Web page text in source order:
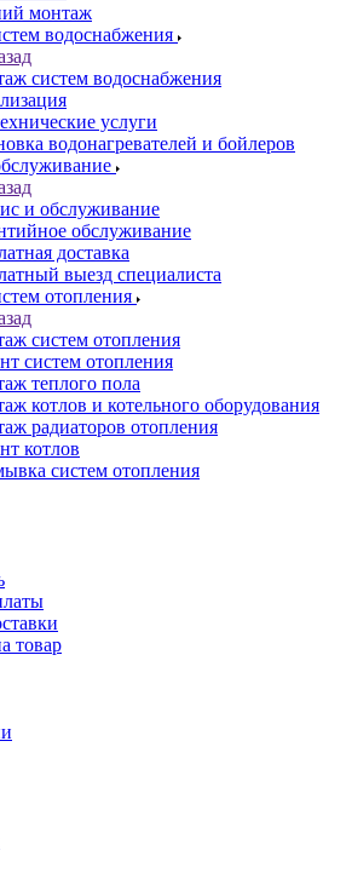
монтаж
водоснабжения
систем водоснабжения
услуги
водонагревателей и бойлеров
и обслуживание
обслуживание
доставка
выезд специалиста
отопления
систем отопления
систем отопления
теплого пола
котлов и котельного оборудования
радиаторов отопления
котлов
систем отопления
товар